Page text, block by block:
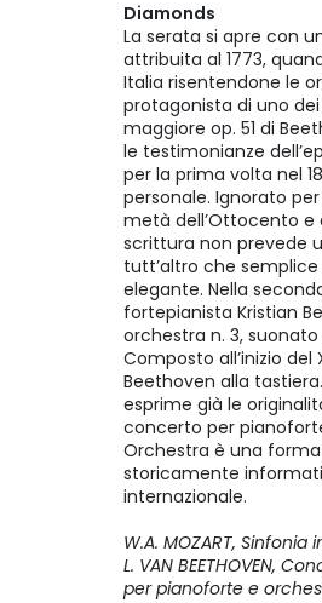
Diamonds
La serata si apre con
attribuita al 1773,
Italia risentendone le
protagonista di uno
maggiore op. 51 di
le testimonianze
per la prima volta nel
personale. Ignorato
metà dell’Ottocento e
scrittura non prevede
tutt’altro che
elegante. Nella
fortepianista Kristian
orchestra n. 3,
Composto all’inizio
Beethoven alla
esprime già le
concerto per
Orchestra è una
storicamente
internazionale.
W.A. MOZART,
L. VAN BEETHOVEN,
per pianoforte e